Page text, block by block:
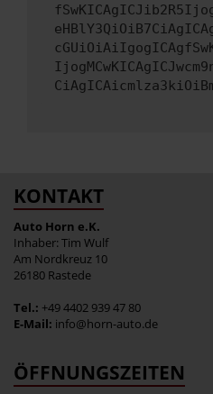
KONTAKT
Auto Horn e.K.
Inhaber: Tim Wulf
Am Nordkreuz 10
26180 Rastede
Tel.: +49 4402 939 47 80
E-Mail: info@horn-auto.de
ÖFFNUNGSZEITEN